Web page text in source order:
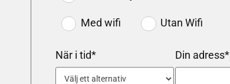
Med wifi Utan Wifi
När i tid* Din adress*